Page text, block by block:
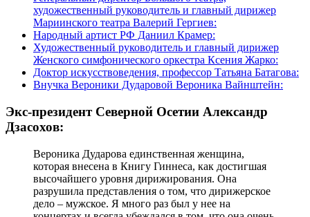
художественный руководитель и главный дирижер
Мариинского театра Валерий Гергиев:
Народный артист РФ Даниил Крамер:
Художественный руководитель и главный дирижер
Женского симфонического оркестра Ксения Жарко:
Доктор искусствоведения, профессор Татьяна Батагова:
Внучка Вероники Дударовой Вероника Вайнштейн:
Экс-президент Северной Осетии Александр
Дзасохов:
Вероника Дударова единственная женщина,
которая внесена в Книгу Гиннеса, как достигшая
высочайшего уровня дирижирования. Она
разрушила представления о том, что дирижерское
дело – мужское. Я много раз был у нее на